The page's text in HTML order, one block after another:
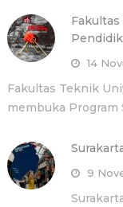
14
Fakultas Teknik
membuka
9